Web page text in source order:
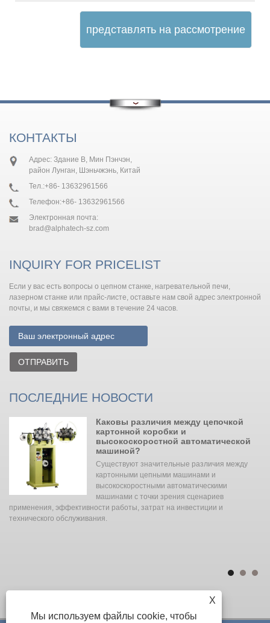
представлять на рассмотрение
КОНТАКТЫ
Адрес: Здание B, Мин Пэнчэн,
район Лунган, Шэньчжэнь, Китай
Тел.:+86- 13632961566
Телефон:+86- 13632961566
Электронная почта:
brad@alphatech-sz.com
INQUIRY FOR PRICELIST
Если у вас есть вопросы о цепном станке, нагревательной печи,
лазерном станке или прайс-листе, оставьте нам свой адрес электронной
почты, и мы свяжемся с вами в течение 24 часов.
ОТПРАВИТЬ
ПОСЛЕДНИЕ НОВОСТИ
Каковы различия между цепочкой
картонной коробки и
высокоскоростной автоматической
машиной?
Существуют значительные различия между
картонными цепными машинами и
высокоскоростными автоматическими
машинами с точки зрения сценариев
применения, эффективности работы, затрат на инвестиции и
технического обслуживания. ‌‌
X
Мы используем файлы cookie, чтобы